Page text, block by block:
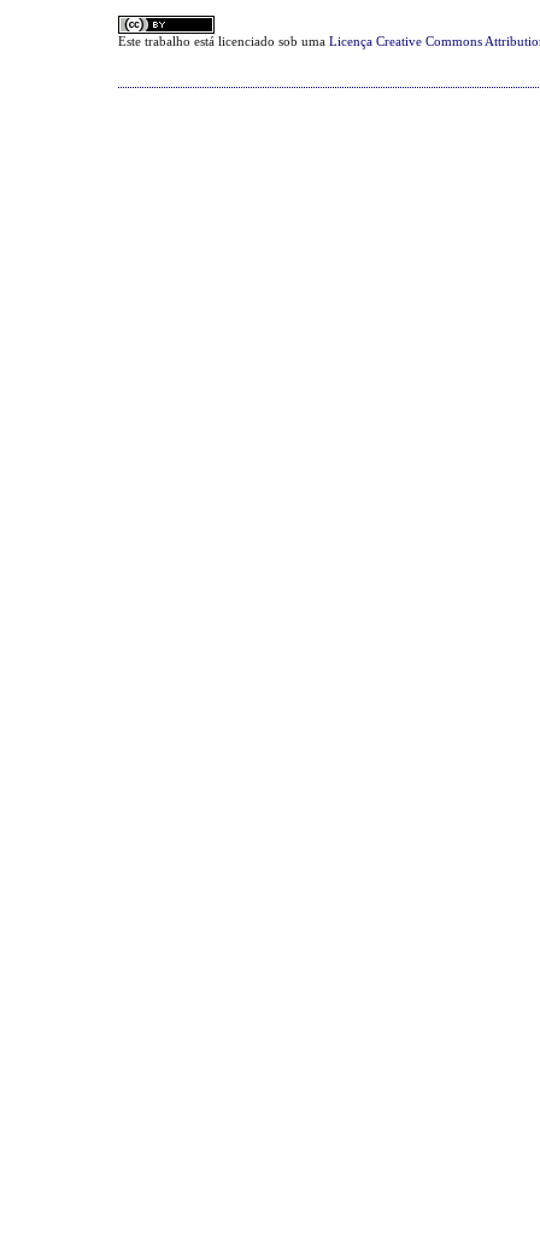
Este trabalho está licenciado sob uma Licença Creative Commons